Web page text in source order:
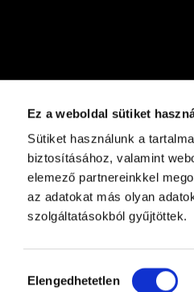
Ez a weboldal sütiket
Sütiket használunk a
biztosításához, valamint
elemező partnereinkkel
az adatokat más olyan
szolgáltatásokból gyűjtöttek.
Elengedhetetlen
4400 Nyíregyháza